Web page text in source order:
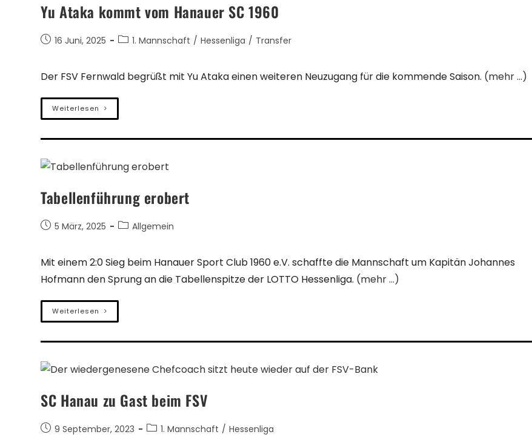
Yu Ataka kommt vom Hanauer SC 1960
16 Juni, 2025 1. Mannschaft / Hessenliga / Transfer
Der FSV Fernwald begrüßt mit Yu Ataka einen weiteren Neuzugang für die kommende Saison. (mehr …)
Weiterlesen
Tabellenführung erobert
5 März, 2025 Allgemein
Mit einem 2:0 Sieg beim Hanauer Sport Club 1960 e.V. schaffte die Mannschaft um Kapitän Johannes
Hofmann den Sprung an die Tabellenspitze der LOTTO Hessenliga. (mehr …)
Weiterlesen
SC Hanau zu Gast beim FSV
9 September, 2023 1. Mannschaft / Hessenliga